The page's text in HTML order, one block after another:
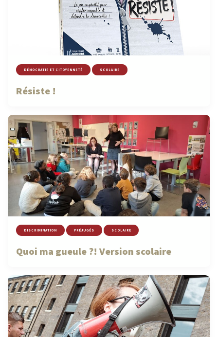
DÉMOCRATIE ET CITOYENNETÉ SCOLAIRE
Résiste !
DISCRIMINATION PRÉJUGÉS SCOLAIRE
Quoi ma gueule ?! Version scolaire